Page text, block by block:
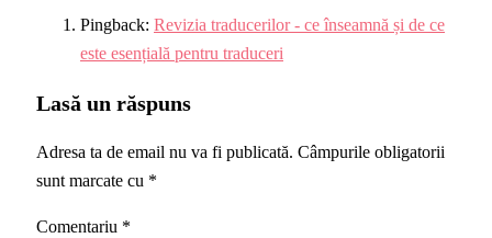
Pingback: Revizia traducerilor - ce înseamnă și de ce
este esențială pentru traduceri
Lasă un răspuns
Adresa ta de email nu va fi publicată. Câmpurile obligatorii
sunt marcate cu *
Comentariu *